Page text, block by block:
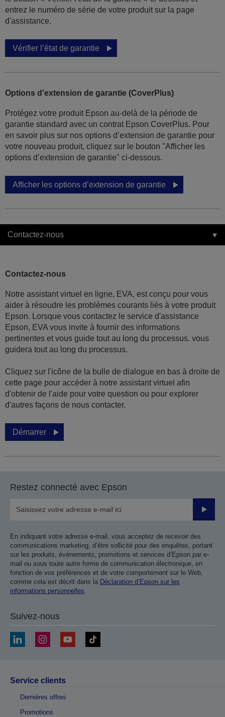
entrez le numéro de série de votre produit sur la page
d'assistance.
Vérifier l’état de garantie
Options d'extension de garantie (CoverPlus)
Protégez votre produit Epson au-delà de la période de
garantie standard avec un contrat Epson CoverPlus. Pour
en savoir plus sur nos options d’extension de garantie pour
votre nouveau produit, cliquez sur le bouton "Afficher les
options d’extension de garantie" ci-dessous.
Afficher les options d’extension de garantie
Contactez-nous
Contactez-nous
Notre assistant virtuel en ligne, EVA, est conçu pour vous
aider à résoudre les problèmes courants liés à votre produit
Epson. Lorsque vous contactez le service d'assistance
Epson, EVA vous invite à fournir des informations
pertinentes et vous guide tout au long du processus. vous
guidera tout au long du processus.
Cliquez sur l'icône de la bulle de dialogue en bas à droite de
cette page pour accéder à notre assistant virtuel afin
d'obtenir de l'aide pour votre question ou pour explorer
d'autres façons de nous contacter.
Démarrer
Restez connecté avec Epson
Valider
En indiquant votre adresse e-mail, vous acceptez de recevoir des
communications marketing, d’être sollicité pour des enquêtes, portant
sur les produits, événements, promotions et services d’Epson par e-
mail ou sous toute autre forme de communication électronique, en
fonction de vos préférences et de votre comportement sur le Web,
comme cela est décrit dans la Déclaration d’Epson sur les
informations personnelles.
Suivez-nous
Service clients
Dernières offres
Promotions